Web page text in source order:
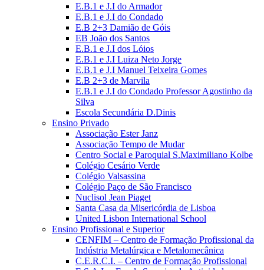
E.B.1 e J.I do Armador
E.B.1 e J.I do Condado
E.B 2+3 Damião de Góis
EB João dos Santos
E.B.1 e J.I dos Lóios
E.B.1 e J.I Luiza Neto Jorge
E.B.1 e J.I Manuel Teixeira Gomes
E.B 2+3 de Marvila
E.B.1 e J.I do Condado Professor Agostinho da
Silva
Escola Secundária D.Dinis
Ensino Privado
Associação Ester Janz
Associação Tempo de Mudar
Centro Social e Paroquial S.Maximiliano Kolbe
Colégio Cesário Verde
Colégio Valsassina
Colégio Paço de São Francisco
Nuclisol Jean Piaget
Santa Casa da Misericórdia de Lisboa
United Lisbon International School
Ensino Profissional e Superior
CENFIM – Centro de Formação Profissional da
Indústria Metalúrgica e Metalomecânica
C.E.R.C.I. – Centro de Formação Profissional